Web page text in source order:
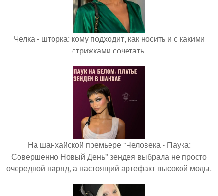
Челка - шторка: кому подходит, как носить и с какими
стрижками сочетать.
На шанхайской премьере "Человека - Паука:
Совершенно Новый День" зендея выбрала не просто
очередной наряд, а настоящий артефакт высокой моды.